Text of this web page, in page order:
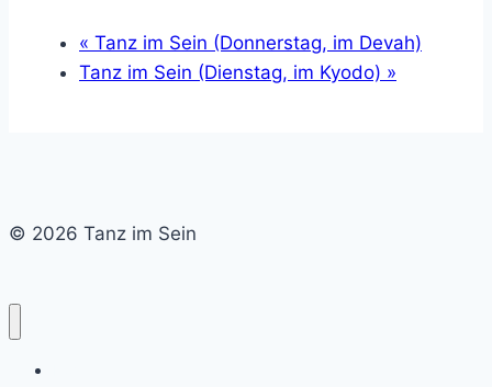
« Tanz im Sein (Donnerstag, im Devah)
Tanz im Sein (Dienstag, im Kyodo) »
© 2026 Tanz im Sein